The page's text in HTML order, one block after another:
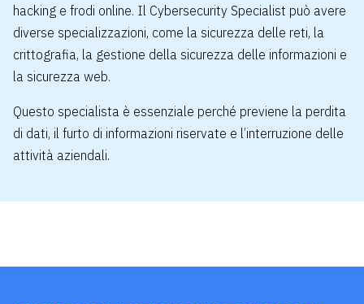
hacking e frodi online. Il Cybersecurity Specialist può avere
diverse specializzazioni, come la sicurezza delle reti, la
crittografia, la gestione della sicurezza delle informazioni e
la sicurezza web.
Questo specialista è essenziale perché previene la perdita
di dati, il furto di informazioni riservate e l’interruzione delle
attività aziendali.